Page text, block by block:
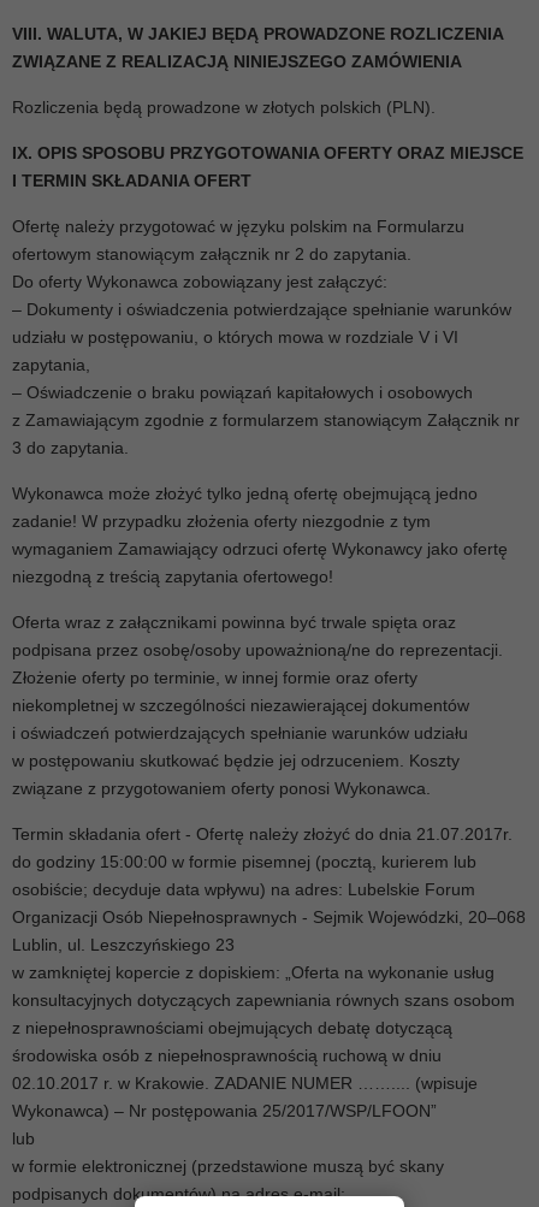
VIII. WALUTA, W JAKIEJ BĘDĄ PROWADZONE ROZLICZENIA
ZWIĄZANE Z REALIZACJĄ NINIEJSZEGO ZAMÓWIENIA
Rozliczenia będą prowadzone w złotych polskich (PLN).
IX. OPIS SPOSOBU PRZYGOTOWANIA OFERTY ORAZ MIEJSCE
I TERMIN SKŁADANIA OFERT
Ofertę należy przygotować w języku polskim na Formularzu
ofertowym stanowiącym załącznik nr 2 do zapytania.
Do oferty Wykonawca zobowiązany jest załączyć:
– Dokumenty i oświadczenia potwierdzające spełnianie warunków
udziału w postępowaniu, o których mowa w rozdziale V i VI
zapytania,
– Oświadczenie o braku powiązań kapitałowych i osobowych
z Zamawiającym zgodnie z formularzem stanowiącym Załącznik nr
3 do zapytania.
Wykonawca może złożyć tylko jedną ofertę obejmującą jedno
zadanie! W przypadku złożenia oferty niezgodnie z tym
wymaganiem Zamawiający odrzuci ofertę Wykonawcy jako ofertę
niezgodną z treścią zapytania ofertowego!
Oferta wraz z załącznikami powinna być trwale spięta oraz
podpisana przez osobę/osoby upoważnioną/ne do reprezentacji.
Złożenie oferty po terminie, w innej formie oraz oferty
niekompletnej w szczególności niezawierającej dokumentów
i oświadczeń potwierdzających spełnianie warunków udziału
w postępowaniu skutkować będzie jej odrzuceniem. Koszty
związane z przygotowaniem oferty ponosi Wykonawca.
Termin składania ofert - Ofertę należy złożyć do dnia 21.07.2017r.
do godziny 15:00:00 w formie pisemnej (pocztą, kurierem lub
osobiście; decyduje data wpływu) na adres: Lubelskie Forum
Organizacji Osób Niepełnosprawnych - Sejmik Wojewódzki, 20–068
Lublin, ul. Leszczyńskiego 23
w zamkniętej kopercie z dopiskiem: „Oferta na wykonanie usług
konsultacyjnych dotyczących zapewniania równych szans osobom
z niepełnosprawnościami obejmujących debatę dotyczącą
środowiska osób z niepełnosprawnością ruchową w dniu
02.10.2017 r. w Krakowie. ZADANIE NUMER …….... (wpisuje
Wykonawca) – Nr postępowania 25/2017/WSP/LFOON”
lub
w formie elektronicznej (przedstawione muszą być skany
podpisanych dokumentów) na adres e-mail: